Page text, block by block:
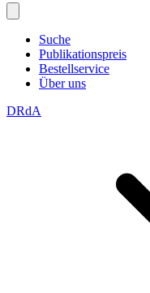
Suche
Publikationspreis
Bestellservice
Über uns
DRdA